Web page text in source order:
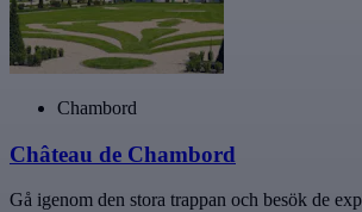
Chambord
Château de Chambord
Gå igenom den stora trappan och besök de